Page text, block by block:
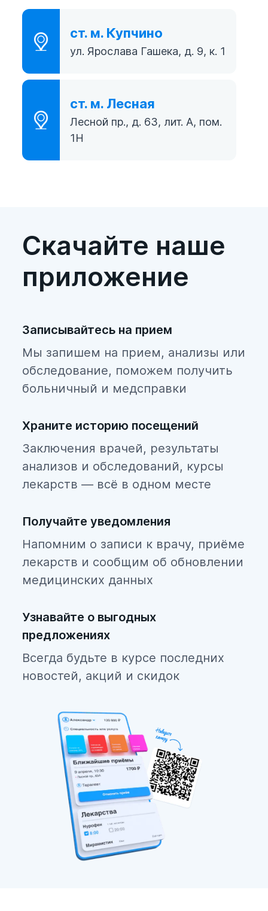
ст. м. Купчино
ул. Ярослава Гашека, д. 9, к. 1
ст. м. Лесная
Лесной пр., д. 63, лит. А, пом.
1Н
Скачайте наше
приложение
Записывайтесь на прием
Мы запишем на прием, анализы или
обследование, поможем получить
больничный и медсправки
Храните историю посещений
Заключения врачей, результаты
анализов и обследований, курсы
лекарств — всё в одном месте
Получайте уведомления
Напомним о записи к врачу, приёме
лекарств и сообщим об обновлении
медицинских данных
Узнавайте о выгодных
предложениях
Всегда будьте в курсе последних
новостей, акций и скидок